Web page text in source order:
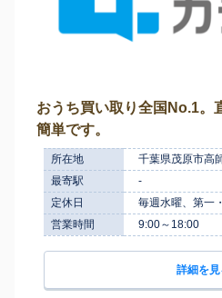
おうち買い取り全国No.1。
簡単です。
所在地
千葉県茂原市高
最寄駅
-
定休日
毎週水曜、第一
営業時間
9:00～18:00
詳細を見